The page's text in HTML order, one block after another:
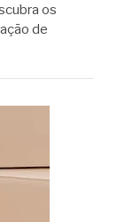
os
de